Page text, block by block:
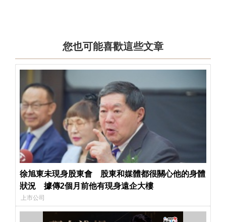
您也可能喜歡這些文章
徐旭東未現身股東會 股東和媒體都很關心他的身體
狀況 據傳2個月前他有現身遠企大樓
上市公司